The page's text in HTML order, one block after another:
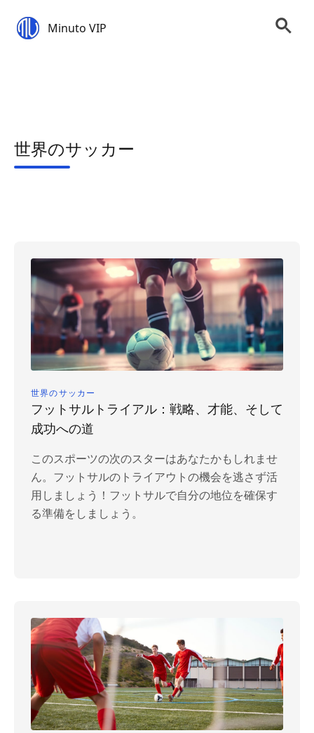
Minuto VIP
世界のサッカー
世界のサッカー
フットサルトライアル：戦略、才能、そして
成功への道
このスポーツの次のスターはあなたかもしれませ
ん。フットサルのトライアウトの機会を逃さず活
用しましょう！フットサルで自分の地位を確保す
る準備をしましょう。